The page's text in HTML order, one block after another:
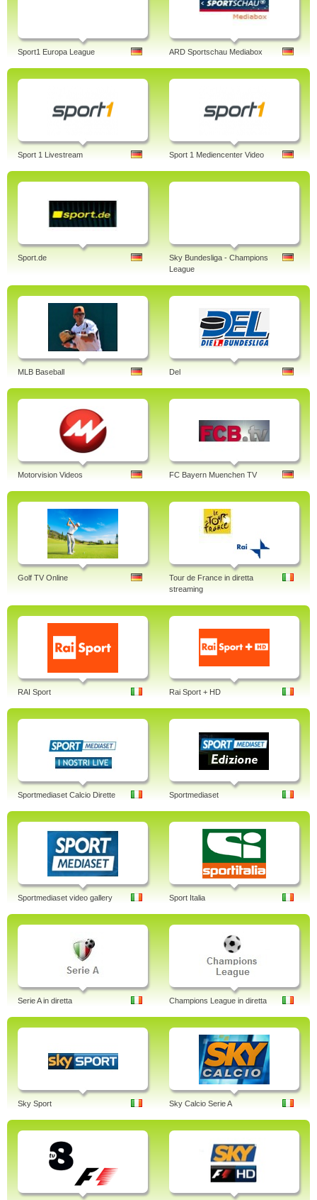
Sport1 Europa League ARD Sportschau Mediabox
Sport 1 Livestream Sport 1 Mediencenter Video
Sport.de
Sky Bundesliga - Champions
League
MLB Baseball Del
Motorvision Videos FC Bayern Muenchen TV
Golf TV Online
Tour de France in diretta
streaming
RAI Sport Rai Sport + HD
Sportmediaset Calcio Dirette Sportmediaset
Sportmediaset video gallery Sport Italia
Serie A in diretta Champions League in diretta
Sky Sport Sky Calcio Serie A